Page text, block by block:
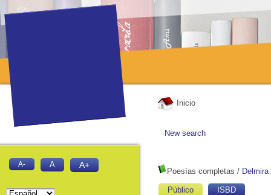
Inicio
New search
Poesías completas /
Público
ISBD
A- A A+